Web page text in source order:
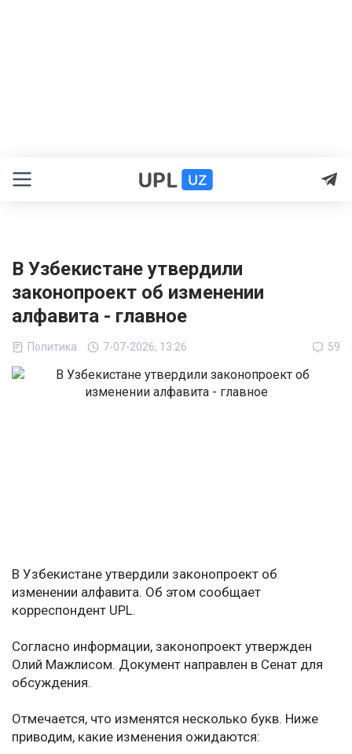
В Узбекистане утвердили
законопроект об изменении
алфавита - главное
Политика 7-07-2026, 13:26 59
В Узбекистане утвердили законопроект об
изменении алфавита. Об этом сообщает
корреспондент UPL.
Согласно информации, законопроект утвержден
Олий Мажлисом. Документ направлен в Сенат для
обсуждения.
Отмечается, что изменятся несколько букв. Ниже
приводим, какие изменения ожидаются: